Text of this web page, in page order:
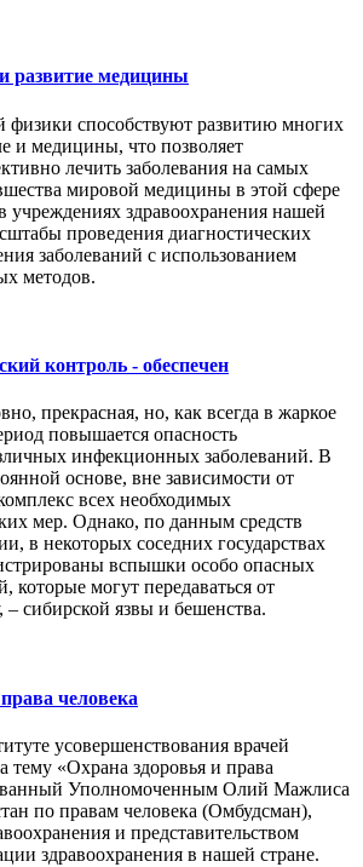
развитие медицины
физики способствуют развитию многих
и медицины, что позволяет
лечить заболевания на самых
мировой медицины в этой сфере
здравоохранения нашей
проведения диагностических
заболеваний с использованием
методов.
контроль - обеспечен
прекрасная, но, как всегда в жаркое
повышается опасность
инфекционных заболеваний. В
основе, вне зависимости от
всех необходимых
мер. Однако, по данным средств
в некоторых соседних государствах
вспышки особо опасных
которые могут передаваться от
– сибирской язвы и бешенства.
человека
усовершенствования врачей
тему «Охрана здоровья и права
Уполномоченным Олий Мажлиса
по правам человека (Омбудсман),
и представительством
здравоохранения в нашей стране.